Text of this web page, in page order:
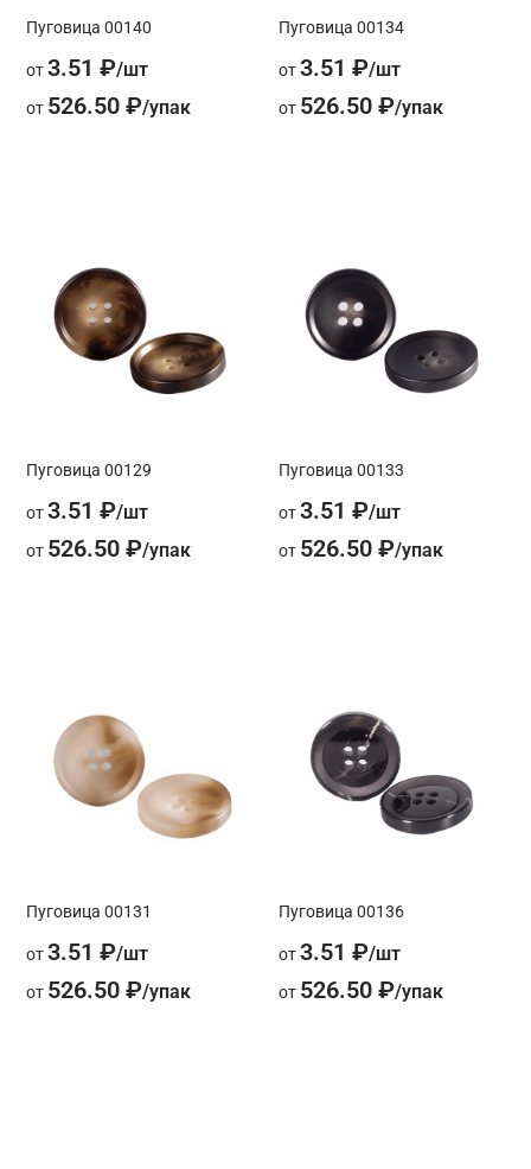
Пуговица 00140
от3.51 ₽
от 526.50 ₽
Пуговица 00134
от 3.51 ₽
от 526.50 ₽
Пуговица 00129
от3.51 ₽
от 526.50 ₽
Пуговица 00133
от 3.51 ₽
от 526.50 ₽
Пуговица 00131
от3.51 ₽
от 526.50 ₽
Пуговица 00136
от 3.51 ₽
от 526.50 ₽